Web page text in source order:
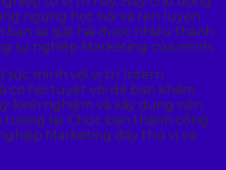
ngừng học hỏi và rèn luyện
bạn sẽ gặt hái được nhiều thành
sự nghiệp Marketing của mình.
sức mình với vị trí Intern
cơ hội tuyệt vời để bạn khám
kinh nghiệm và xây dựng nền
lai. Chúc bạn thành công
Marketing đầy thú vị và